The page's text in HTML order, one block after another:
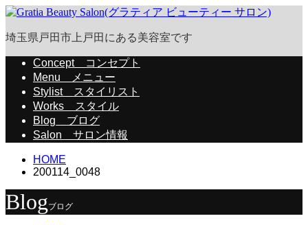
埼玉県戸田市上戸田にある美容室です
Concept
コンセプト
Menu
メニュー
Stylist
スタイリスト
Works
スタイル
Blog ブログ
Salon サロン情報
HOME
200114_0048
Blogブログ